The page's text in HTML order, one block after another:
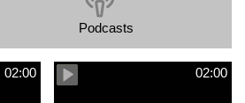
Podcasts
02:00 02:00